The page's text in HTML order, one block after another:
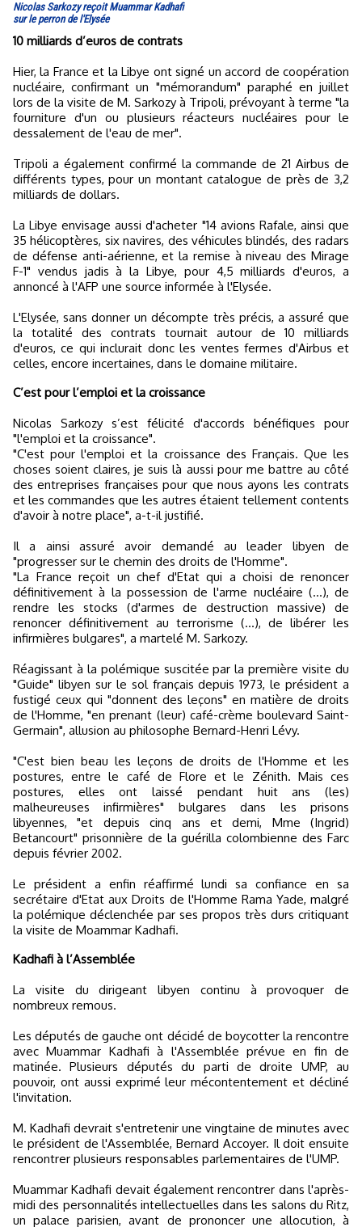
Nicolas Sarkozy reçoit Muammar Kadhafi
sur le perron de l'Elysée
10 milliards d’euros de contrats
Hier, la France et la Libye ont signé un accord de coopération
nucléaire, confirmant un "mémorandum" paraphé en juillet
lors de la visite de M. Sarkozy à Tripoli, prévoyant à terme "la
fourniture d'un ou plusieurs réacteurs nucléaires pour le
dessalement de l'eau de mer".
Tripoli a également confirmé la commande de 21 Airbus de
différents types, pour un montant catalogue de près de 3,2
milliards de dollars.
La Libye envisage aussi d'acheter "14 avions Rafale, ainsi que
35 hélicoptères, six navires, des véhicules blindés, des radars
de défense anti-aérienne, et la remise à niveau des Mirage
F-1" vendus jadis à la Libye, pour 4,5 milliards d'euros, a
annoncé à l'AFP une source informée à l'Elysée.
L'Elysée, sans donner un décompte très précis, a assuré que
la totalité des contrats tournait autour de 10 milliards
d'euros, ce qui inclurait donc les ventes fermes d'Airbus et
celles, encore incertaines, dans le domaine militaire.
C’est pour l’emploi et la croissance
Nicolas Sarkozy s’est félicité d'accords bénéfiques pour
"l'emploi et la croissance".
"C'est pour l'emploi et la croissance des Français. Que les
choses soient claires, je suis là aussi pour me battre au côté
des entreprises françaises pour que nous ayons les contrats
et les commandes que les autres étaient tellement contents
d'avoir à notre place", a-t-il justifié.
Il a ainsi assuré avoir demandé au leader libyen de
"progresser sur le chemin des droits de l'Homme".
"La France reçoit un chef d'Etat qui a choisi de renoncer
définitivement à la possession de l'arme nucléaire (...), de
rendre les stocks (d'armes de destruction massive) de
renoncer définitivement au terrorisme (...), de libérer les
infirmières bulgares", a martelé M. Sarkozy.
Réagissant à la polémique suscitée par la première visite du
"Guide" libyen sur le sol français depuis 1973, le président a
fustigé ceux qui "donnent des leçons" en matière de droits
de l'Homme, "en prenant (leur) café-crème boulevard Saint-
Germain", allusion au philosophe Bernard-Henri Lévy.
"C'est bien beau les leçons de droits de l'Homme et les
postures, entre le café de Flore et le Zénith. Mais ces
postures, elles ont laissé pendant huit ans (les)
malheureuses infirmières" bulgares dans les prisons
libyennes, "et depuis cinq ans et demi, Mme (Ingrid)
Betancourt" prisonnière de la guérilla colombienne des Farc
depuis février 2002.
Le président a enfin réaffirmé lundi sa confiance en sa
secrétaire d'Etat aux Droits de l'Homme Rama Yade, malgré
la polémique déclenchée par ses propos très durs critiquant
la visite de Moammar Kadhafi.
Kadhafi à l’Assemblée
La visite du dirigeant libyen continu à provoquer de
nombreux remous.
Les députés de gauche ont décidé de boycotter la rencontre
avec Muammar Kadhafi à l'Assemblée prévue en fin de
matinée. Plusieurs députés du parti de droite UMP, au
pouvoir, ont aussi exprimé leur mécontentement et décliné
l'invitation.
M. Kadhafi devrait s'entretenir une vingtaine de minutes avec
le président de l'Assemblée, Bernard Accoyer. Il doit ensuite
rencontrer plusieurs responsables parlementaires de l'UMP.
Muammar Kadhafi devait également rencontrer dans l'après-
midi des personnalités intellectuelles dans les salons du Ritz,
un palace parisien, avant de prononcer une allocution, à